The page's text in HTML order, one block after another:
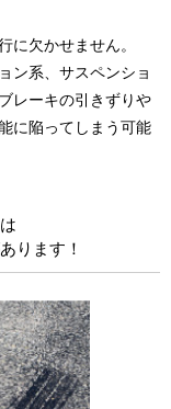
に欠かせません。
ン系、サスペンショ
レーキの引きずりや
に陥ってしまう可能
ります！